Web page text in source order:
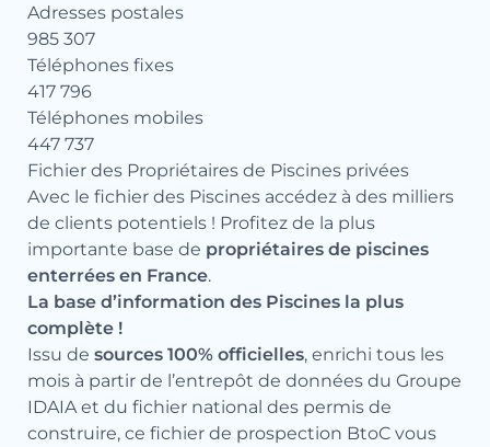
Adresses postales
985 307
Téléphones fixes
417 796
Téléphones mobiles
447 737
Fichier des Propriétaires de Piscines privées
Avec le fichier des Piscines accédez à des milliers
de clients potentiels ! Profitez de la plus
importante base de propriétaires de piscines
enterrées en France.
La base d’information des Piscines la plus
complète !
Issu de sources 100% officielles, enrichi tous les
mois à partir de l’entrepôt de données du Groupe
IDAIA et du fichier national des permis de
construire, ce fichier de prospection BtoC vous